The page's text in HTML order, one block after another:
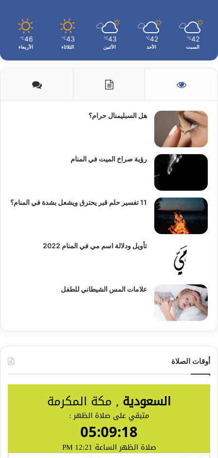
42
℃
السبت
42
℃
الأحد
43
℃
الأثنين
43
℃
الثلاثاء
46
℃
الأربعاء
هل السبليمنال حرام؟
رؤية صراخ الميت في المنام
11 تفسير حلم قبر يحترق ويشعل بشدة في المنام؟
تأويل ودلالة اسم مي في المنام 2022
علامات المس الشيطاني للطفل
أوقات الصلاة